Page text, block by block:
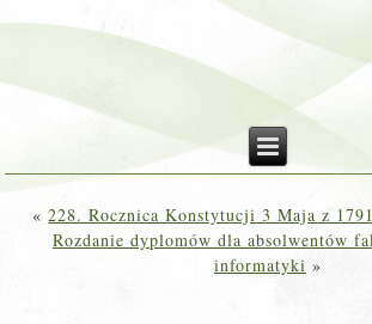
«228. Rocznica Konstytucji 3 Maja z
Rozdanie dyplomów dla absolwentów
informatyki »